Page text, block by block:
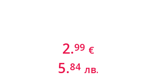
2.99 €
5.84 лв.